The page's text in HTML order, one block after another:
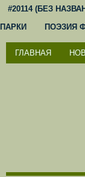
#20114 (БЕЗ
ПАРКИ
ПОЭЗИЯ
ГЛАВНАЯ